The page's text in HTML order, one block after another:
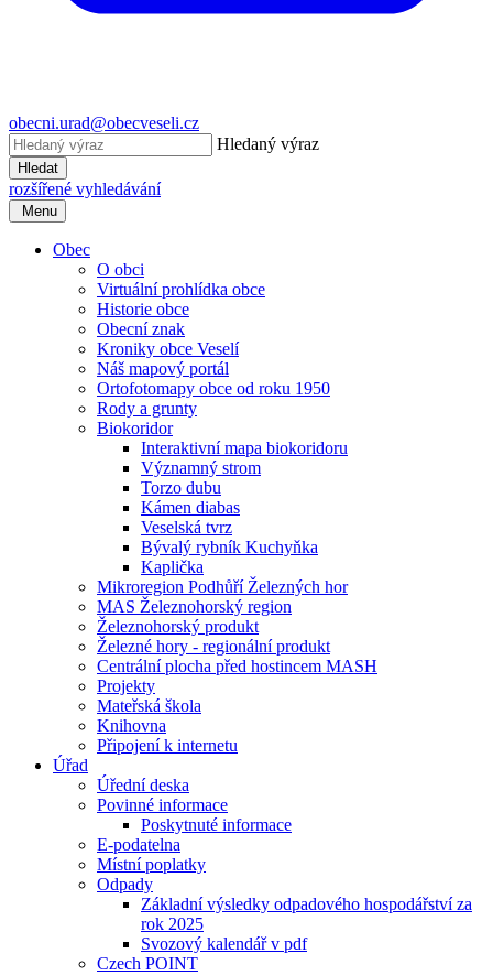
obecni.urad@obecveseli.cz
Hledaný výraz
Hledat
rozšířené vyhledávání
Menu
Obec
O obci
Virtuální prohlídka obce
Historie obce
Obecní znak
Kroniky obce Veselí
Náš mapový portál
Ortofotomapy obce od roku 1950
Rody a grunty
Biokoridor
Interaktivní mapa biokoridoru
Významný strom
Torzo dubu
Kámen diabas
Veselská tvrz
Bývalý rybník Kuchyňka
Kaplička
Mikroregion Podhůří Železných hor
MAS Železnohorský region
Železnohorský produkt
Železné hory - regionální produkt
Centrální plocha před hostincem MASH
Projekty
Mateřská škola
Knihovna
Připojení k internetu
Úřad
Úřední deska
Povinné informace
Poskytnuté informace
E-podatelna
Místní poplatky
Odpady
Základní výsledky odpadového hospodářství za
rok 2025
Svozový kalendář v pdf
Czech POINT